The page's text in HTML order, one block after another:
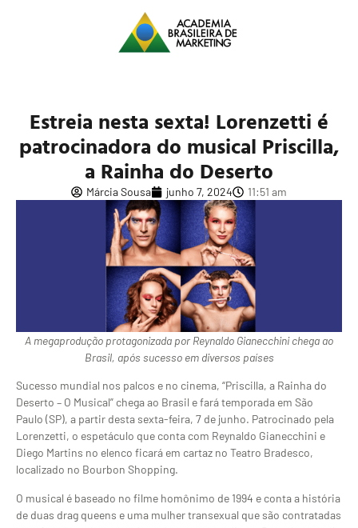
Estreia nesta sexta! Lorenzetti é
patrocinadora do musical Priscilla,
a Rainha do Deserto
Márcia Sousa junho 7, 2024 11:51 am
A megaprodução protagonizada por Reynaldo Gianecchini chega ao
Brasil, após sucesso em diversos países
Sucesso mundial nos palcos e no cinema, “Priscilla, a Rainha do
Deserto – O Musical” chega ao Brasil e fará temporada em São
Paulo (SP), a partir desta sexta-feira, 7 de junho. Patrocinado pela
Lorenzetti, o espetáculo que conta com Reynaldo Gianecchini e
Diego Martins no elenco ficará em cartaz no Teatro Bradesco,
localizado no Bourbon Shopping.
O musical é baseado no filme homônimo de 1994 e conta a história
de duas drag queens e uma mulher transexual que são contratadas